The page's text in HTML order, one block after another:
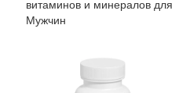
витаминов и минералов для
Мужчин